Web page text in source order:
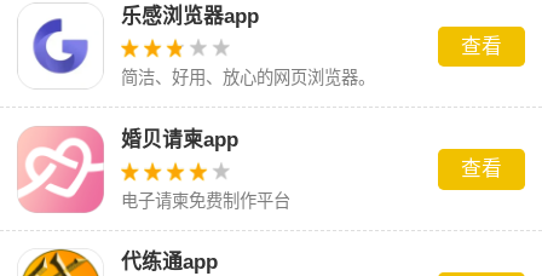
乐感浏览器app
简洁、好用、放心的网页浏览器。
查看
婚贝请柬app
电子请柬免费制作平台
查看
代练通app